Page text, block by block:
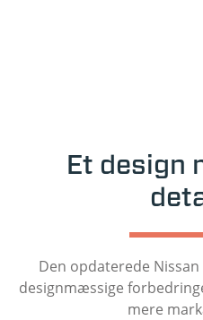
Et design
Den opdaterede
designmæssige
mere